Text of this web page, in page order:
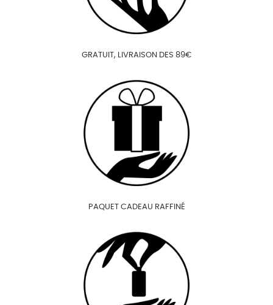
GRATUIT, LIVRAISON DES 89€
PAQUET CADEAU RAFFINÉ